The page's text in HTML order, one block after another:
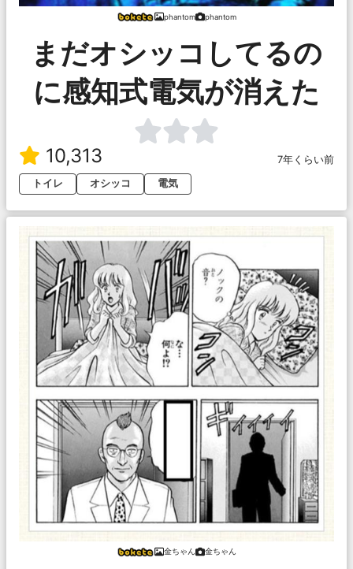
phantom phantom
まだオシッコしてるの
に感知式電気が消えた
10,313
7年くらい前
トイレ
オシッコ 電気
金ちゃん 金ちゃん